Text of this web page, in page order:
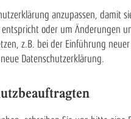
anzupassen, damit
oder um Änderungen
z.B. bei der Einführung neuer
Datenschutzerklärung.